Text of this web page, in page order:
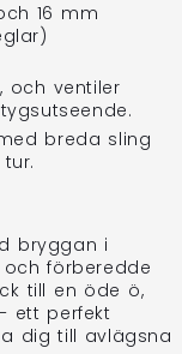
16 mm
, och ventiler
breda sling
bryggan i
förberedde
till en öde ö,
ett perfekt
dig till avlägsna